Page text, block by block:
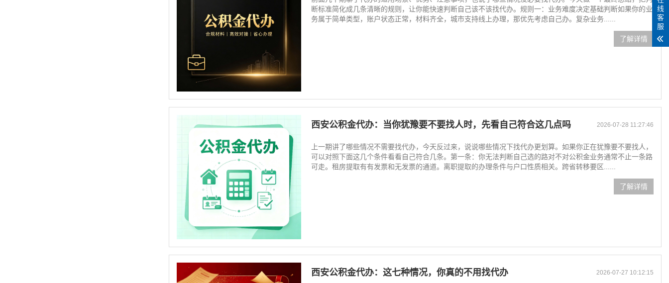
断标准简化成几条清晰的规则，让你能快速判断自己该不该找代办。规则一：业务难度决定基础判断如果你的业
务属于简单类型，账户状态正常，材料齐全，城市支持线上办理，那优先考虑自己办。复杂业务......
了解详情
2026-07-28 11:27:46
西安公积金代办：当你犹豫要不要找人时，先看自己符合这几点吗
上一期讲了哪些情况不需要找代办，今天反过来，说说哪些情况下找代办更划算。如果你正在犹豫要不要找人，
可以对照下面这几个条件看看自己符合几条。第一条：你无法判断自己选的路对不对公积金业务通常不止一条路
可走。租房提取有有发票和无发票的通道。离职提取的办理条件与户口性质相关。跨省转移要区......
了解详情
2026-07-27 10:12:15
西安公积金代办：这七种情况，你真的不用找代办
线
客
服